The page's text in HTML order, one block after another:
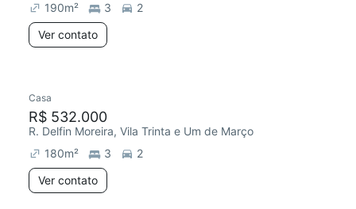
190m² 3
2
Ver contato
Casa
R$ 532.000
R. Delfin Moreira, Vila Trinta e Um de Março
180m² 3
2
Ver contato